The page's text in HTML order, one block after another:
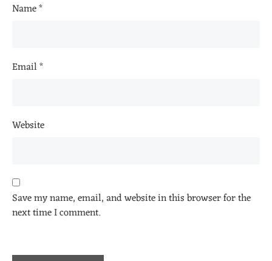
Name*
Email*
Website
Save my name, email, and website in this browser for the
next time I comment.